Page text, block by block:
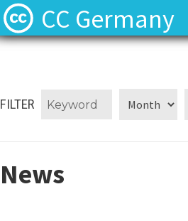
CC Germany
FILTER
News